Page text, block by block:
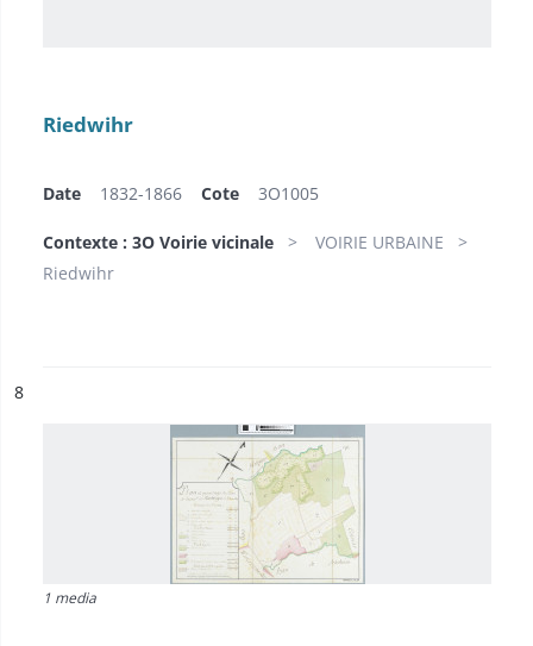
Riedwihr
Date 1832-1866 Cote 3O1005
Contexte : 3O Voirie vicinale
VOIRIE URBAINE
Riedwihr
n°
8
1 media